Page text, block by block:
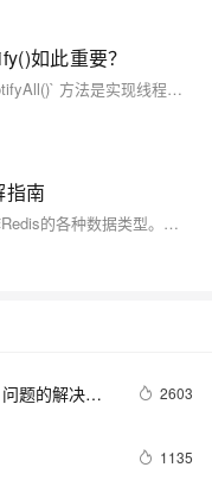
如此重要？
在Java多线程编程中，`wait()` 和 `notify()/notifyAll()` 方法是实现线程间通信的核心机制。它们通过基于锁的方式，使线程在条件不满足时进入休眠状态，并在条件满足时被唤醒，从而确保数据一致性和同步。相比其他通信方式，如忙等待，这些方法更高效灵活。 示例代码展示了如何在生产者-消费者模型中使用这些方法实现线程间的协调和同步。
南
通过使用Jedis库，可以在Java中方便地操作Redis的各种数据类型。本文详细介绍了字符串、哈希、列表、集合和有序集合的基本操作及其对应的Java实现。这些示例展示了如何使用Java与Redis进行交互，为开发高效的Redis客户端应用程序提供了基础。希望本文的指南能帮助您更好地理解和使用Redis，提升应用程序的性能和可靠性。
题的解决方
2603
1135